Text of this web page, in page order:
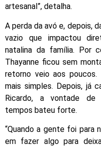
artesanal”, detalha.
A perda da avó e, depois,
vazio que impactou
natalina da família. Por
Thayanne ficou sem
retorno veio aos poucos.
mais simples. Depois, já
Ricardo, a vontade de
tempos bateu forte.
“Quando a gente foi para
em fazer algo para